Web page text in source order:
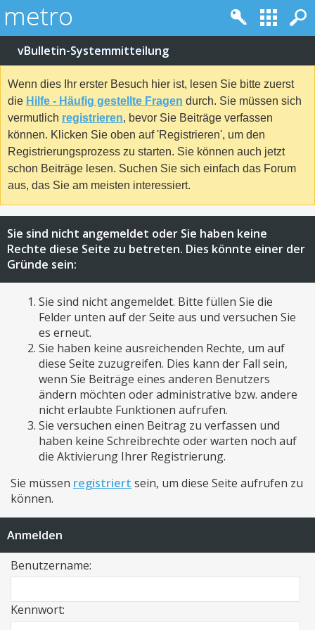
vBulletin-Systemmitteilung
Wenn dies Ihr erster Besuch hier ist, lesen Sie bitte zuerst
die Hilfe - Häufig gestellte Fragen durch. Sie müssen sich
vermutlich registrieren, bevor Sie Beiträge verfassen
können. Klicken Sie oben auf 'Registrieren', um den
Registrierungsprozess zu starten. Sie können auch jetzt
schon Beiträge lesen. Suchen Sie sich einfach das Forum
aus, das Sie am meisten interessiert.
Sie sind nicht angemeldet oder Sie haben keine
Rechte diese Seite zu betreten. Dies könnte einer der
Gründe sein:
Sie sind nicht angemeldet. Bitte füllen Sie die
Felder unten auf der Seite aus und versuchen Sie
es erneut.
Sie haben keine ausreichenden Rechte, um auf
diese Seite zuzugreifen. Dies kann der Fall sein,
wenn Sie Beiträge eines anderen Benutzers
ändern möchten oder administrative bzw. andere
nicht erlaubte Funktionen aufrufen.
Sie versuchen einen Beitrag zu verfassen und
haben keine Schreibrechte oder warten noch auf
die Aktivierung Ihrer Registrierung.
Sie müssen registriert sein, um diese Seite aufrufen zu
können.
Anmelden
Benutzername:
Kennwort: